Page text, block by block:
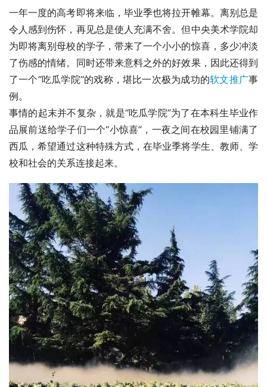
一年一度的高考即将来临，毕业季也将拉开帷幕。离别总是
令人感到伤怀，再见总是使人充满不舍。但中央美术学院却
为即将离别母校的学子，带来了一个小小的惊喜，多少冲淡
了伤感的情绪。同时还带来意料之外的好效果，因此还得到
了一个“吃瓜学院”的戏称，堪比一次极为成功的软文推广事
例。
事情的起末并不复杂，就是“吃瓜学院”为了在本科生毕业作
品展前送给学子们一个“小惊喜”，一夜之间在校园里铺满了
西瓜，希望通过这种特殊方式，在毕业季将学生、教师、学
校和社会的关系连接起来。